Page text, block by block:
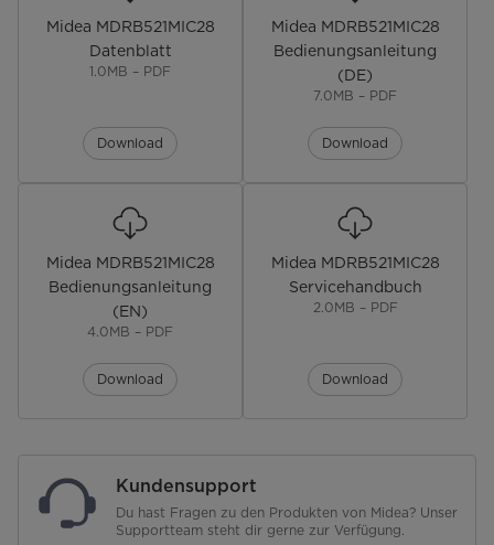
Schnellfunktion Kühlen/Gefrieren
Sternekennzeichnung Gefrierteil
Gefriervermögen [kg 24h]
Bedienung & Anzeige
Position-Steuerung
LED-Display
Innenraum & Zubehör
Midea MDRB521MIC28
Datenblatt
1.0MB – PDF
Download
Midea MDRB521MIC28
Bedienungsanleitung
(DE)
7.0MB – PDF
Download
Midea MDRB521MIC28
Bedienungsanleitung
(EN)
4.0MB – PDF
Download
Midea MDRB521MIC28
Servicehandbuch
2.0MB – PDF
Download
Kundensupport
Du hast Fragen zu den Produkten von Midea? Unser
Supportteam steht dir gerne zur Verfügung.